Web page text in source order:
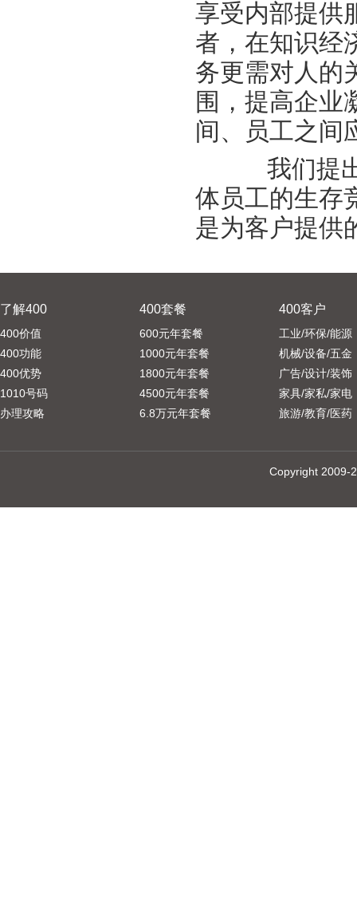
享受内部提供
者，在知识经
务更需对人的
围，提高企业
间、员工之间
我们提出“
体员工的生存
是为客户提供
了解400
400价值
400功能
400优势
1010号码
办理攻略
400套餐
600元年套餐
1000元年套餐
1800元年套餐
4500元年套餐
6.8万元年套餐
400客户
工业/环保/能源
机械/设备/五金
广告/设计/装饰
家具/家私/家电
旅游/教育/医药
Copyright 2009-